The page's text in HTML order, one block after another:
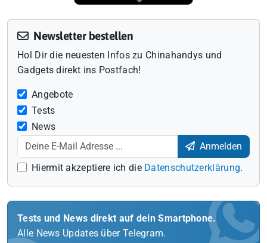
Newsletter bestellen
Hol Dir die neuesten Infos zu Chinahandys und
Gadgets direkt ins Postfach!
Angebote
Tests
News
Anmelden
Hiermit akzeptiere ich die Datenschutzerklärung.
Tests und News direkt auf dein Smartphone.
Alle News Updates über Telegram.